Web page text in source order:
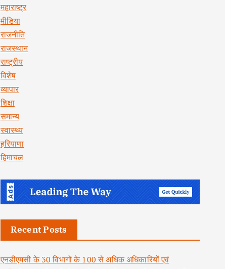
महाराष्ट्र
मीडिया
राजनीति
राजस्थान
राष्ट्रीय
विशेष
व्यापार
शिक्षा
समान्य
स्वास्थ्य
हरियाणा
हिमाचल
Recent Posts
एनडीएमसी के 30 विभागों के 100 से अधिक अधिकारियों एवं